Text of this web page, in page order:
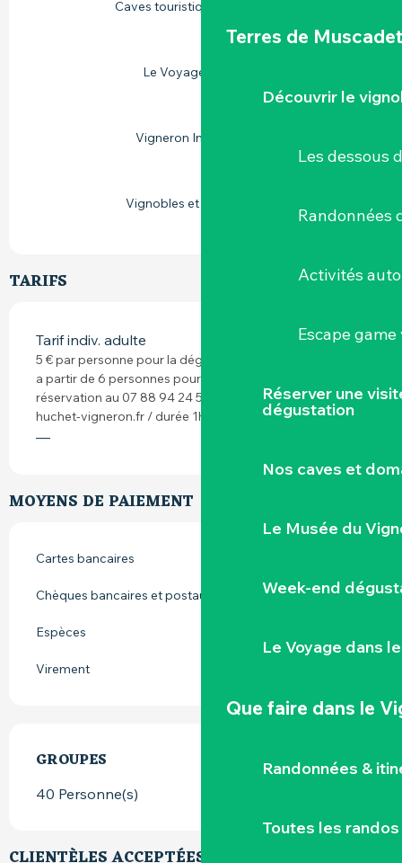
Terres de Muscadet
Découvrir le
Les dessous
Randonnées
Activités
Escape
Réserver une
dégustation
Nos caves et
Le Musée du
Week-end
Le Voyage dans
Que faire dans le
Randonnées &
Toutes les randos
Caves touristiques excellence
Le Voyage à Nantes
Vigneron Indépendant
Vignobles et découvertes
TARIFS
Tarif indiv. adulte
5 € par personne pour la dégustation 10 € par personne
a partir de 6 personnes pour visite et dégustation sur
réservation au 07 88 94 24 53 ou accueil@jeremie-
huchet-vigneron.fr / durée 1h30
—
MOYENS DE PAIEMENT
Cartes bancaires
Chèques bancaires et postaux
Espèces
Virement
GROUPES
GROUPES
40 Personne(s)